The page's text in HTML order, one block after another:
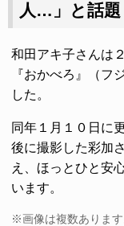
人…」と話題
和田アキ子さんは
『おかべろ』（フ
した。
同年１月１０日に
後に撮影した彩加
え、ほっとひと安
います。
※画像は複数あります